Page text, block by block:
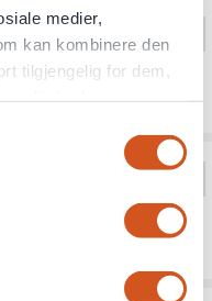
medier,
kan kombinere den
tilgjengelig for dem,